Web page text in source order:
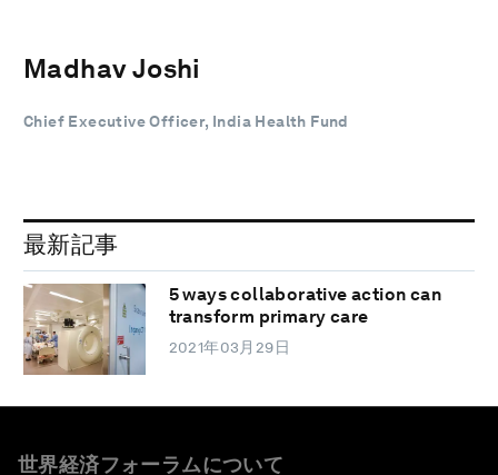
Madhav Joshi
Chief Executive Officer, India Health Fund
最新記事
5 ways collaborative action can
transform primary care
2021年03月29日
世界経済フォーラムについて